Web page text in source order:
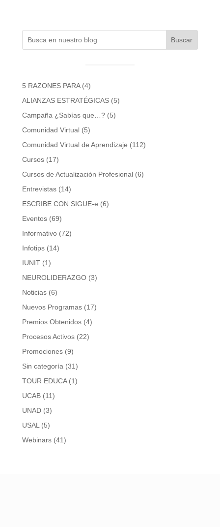
Buscar
5 RAZONES PARA(4)
ALIANZAS ESTRATÉGICAS(5)
Campaña ¿Sabías que…?(5)
Comunidad Virtual(5)
Comunidad Virtual de Aprendizaje (112)
Cursos(17)
Cursos de Actualización Profesional(6)
Entrevistas(14)
ESCRIBE CON SIGUE-e (6)
Eventos(69)
Informativo(72)
Infotips(14)
IUNIT(1)
NEUROLIDERAZGO(3)
Noticias(6)
Nuevos Programas(17)
Premios Obtenidos(4)
Procesos Activos(22)
Promociones(9)
Sin categoría (31)
TOUR EDUCA(1)
UCAB(11)
UNAD(3)
USAL (5)
Webinars(41)